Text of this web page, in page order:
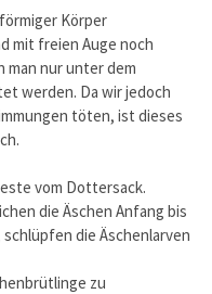
Körper
mit freien Auge noch
man nur unter dem
werden. Da wir jedoch
töten, ist dieses
vom Dottersack.
die Äschen Anfang bis
die Äschenlarven
zu